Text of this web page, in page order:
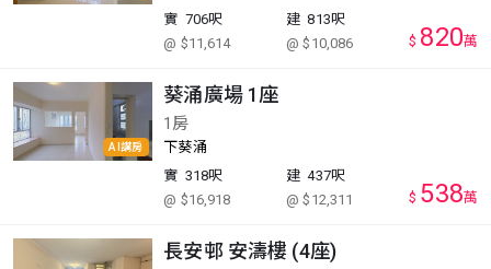
實 706呎
@ $11,614
建 813呎
@ $10,086
$ 820萬
AI講房
葵涌廣場 1座
1房
下葵涌
實 318呎
@ $16,918
建 437呎
@ $12,311
$ 538萬
長安邨 安濤樓 (4座)